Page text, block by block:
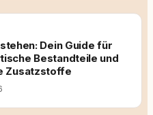
Dein Guide für
Bestandteile und
Zusatzstoffe